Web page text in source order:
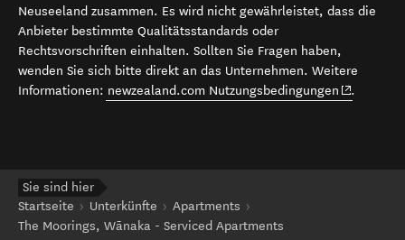
Neuseeland zusammen. Es wird nicht gewährleistet, dass die
Anbieter bestimmte Qualitätsstandards oder
Rechtsvorschriften einhalten. Sollten Sie Fragen haben,
wenden Sie sich bitte direkt an das Unternehmen. Weitere
Informationen: newzealand.com Nutzungsbedingungen (opens in
.
Sie sind hier
Startseite
Unterkünfte
Apartments
The Moorings, Wānaka - Serviced Apartments